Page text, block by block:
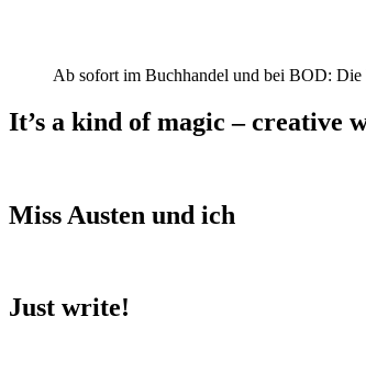
Ab sofort im Buchhandel und bei BOD: Die
It’s a kind of magic – creative
Miss Austen und ich
Just write!